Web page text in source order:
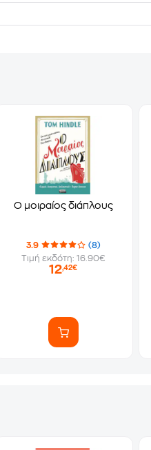
Ο μοιραίος διάπλους
3.9
(8)
Τιμή εκδότη: 16.90€
12,42€